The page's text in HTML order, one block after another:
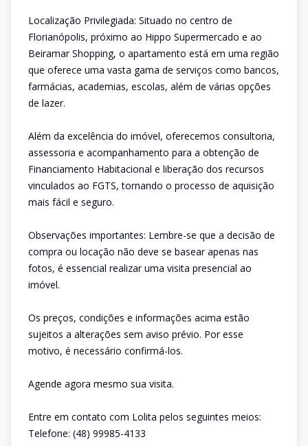
Localização Privilegiada: Situado no centro de
Florianópolis, próximo ao Hippo Supermercado e ao
Beiramar Shopping, o apartamento está em uma região
que oferece uma vasta gama de serviços como bancos,
farmácias, academias, escolas, além de várias opções
de lazer.
Além da excelência do imóvel, oferecemos consultoria,
assessoria e acompanhamento para a obtenção de
Financiamento Habitacional e liberação dos recursos
vinculados ao FGTS, tornando o processo de aquisição
mais fácil e seguro.
Observações importantes: Lembre-se que a decisão de
compra ou locação não deve se basear apenas nas
fotos, é essencial realizar uma visita presencial ao
imóvel.
Os preços, condições e informações acima estão
sujeitos a alterações sem aviso prévio. Por esse
motivo, é necessário confirmá-los.
Agende agora mesmo sua visita.
Entre em contato com Lolita pelos seguintes meios:
Telefone: (48) 99985-4133